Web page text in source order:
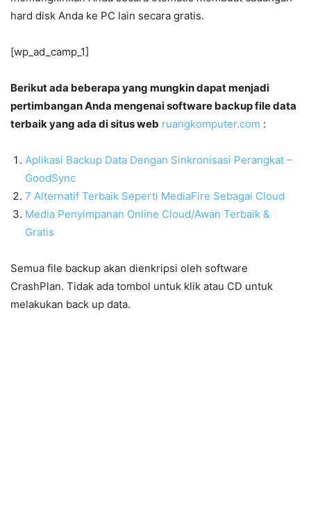
hard disk Anda ke PC lain secara gratis.
[wp_ad_camp_1]
Berikut ada beberapa yang mungkin dapat menjadi
pertimbangan Anda mengenai software backup file data
terbaik yang ada di situs web ruangkomputer.com :
Aplikasi Backup Data Dengan Sinkronisasi Perangkat –
GoodSync
7 Alternatif Terbaik Seperti MediaFire Sebagai Cloud
Media Penyimpanan Online Cloud/Awan Terbaik &
Gratis
Semua file backup akan dienkripsi oleh software
CrashPlan. Tidak ada tombol untuk klik atau CD untuk
melakukan back up data.